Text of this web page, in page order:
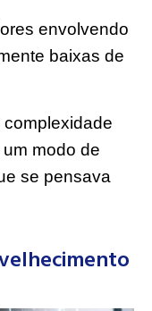
envolvendo
baixas de
modo de
se pensava